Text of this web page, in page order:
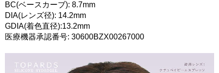
BC(ベースカーブ): 8.7mm
DIA(レンズ径): 14.2mm
GDIA(着色直径):13.2mm
医療機器承認番号: 30600BZX00267000